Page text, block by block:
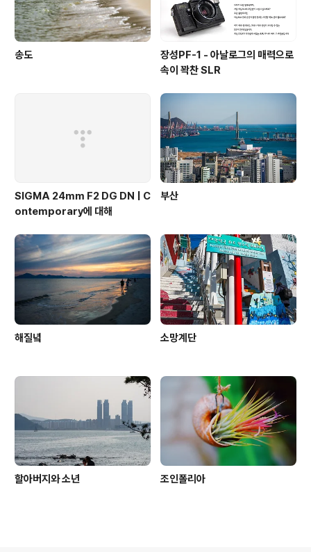
송도
장성PF-1 - 아날로그의 매력으로
속이 꽉찬 SLR
SIGMA 24mm F2 DG DN | C
ontemporary에 대해
부산
해질녘 소망계단
할아버지와 소년 조인폴리아